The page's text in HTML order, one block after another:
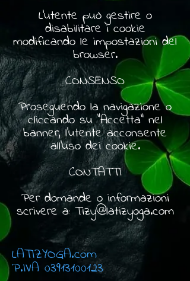
L’utente può gestire o
disabilitare i cookie
modificando le impostazioni del
browser.
CONSENSO
Proseguendo la navigazione o
cliccando su “Accetta” nel
banner, l’utente acconsente
all’uso dei cookie.
CONTATTI
Per domande o informazioni
scrivere a: Tizy@latizyoga.com
LATIZYOGA.com
P.IVA 03913100123